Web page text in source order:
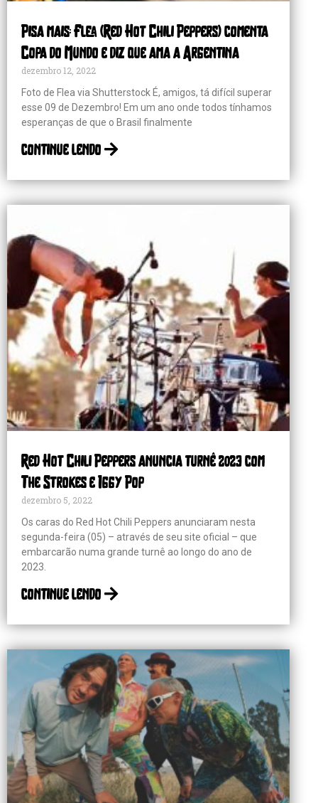
Pisa mais: Flea (Red Hot Chili Peppers) comenta
Copa do Mundo e diz que ama a Argentina
dezembro 12, 2022
Foto de Flea via Shutterstock É, amigos, tá difícil superar
esse 09 de Dezembro! Em um ano onde todos tínhamos
esperanças de que o Brasil finalmente
continue lendo
Red Hot Chili Peppers anuncia turnê 2023 com
The Strokes e Iggy Pop
dezembro 5, 2022
Os caras do Red Hot Chili Peppers anunciaram nesta
segunda-feira (05) – através de seu site oficial – que
embarcarão numa grande turnê ao longo do ano de
2023.
continue lendo